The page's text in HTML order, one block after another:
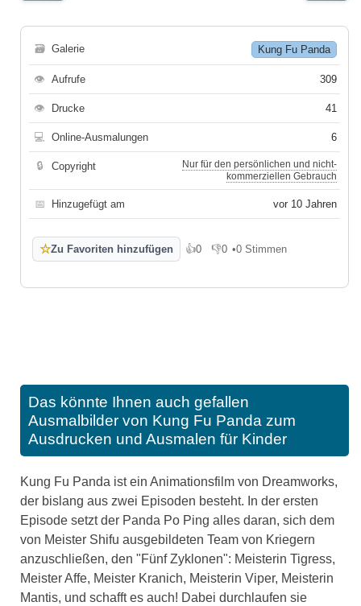
🗃 Galerie Kung Fu Panda
👁 Aufrufe 309
👁 Drucke 41
💻 Online-Ausmalungen 6
🔒 Copyright
Nur für den persönlichen und nicht-
kommerziellen Gebrauch
📅 Hinzugefügt am vor 10 Jahren
☆Zu Favoriten hinzufügen 👍0
Gefällt mir
👎0
Gefällt mir nicht
•0 Stimmen
Das könnte Ihnen auch gefallen
Ausmalbilder von Kung Fu Panda zum
Ausdrucken und Ausmalen für Kinder
Kung Fu Panda ist ein Animationsfilm von Dreamworks,
der bislang aus zwei Episoden besteht. In der ersten
Episode setzt der Panda Po Ping alles daran, sich dem
von Meister Shifu ausgebildeten Team von Kriegern
anzuschließen, den "Fünf Zyklonen": Meisterin Tigress,
Meister Affe, Meister Kranich, Meisterin Viper, Meisterin
Mantis, und schafft es auch! Dabei durchlaufen sie